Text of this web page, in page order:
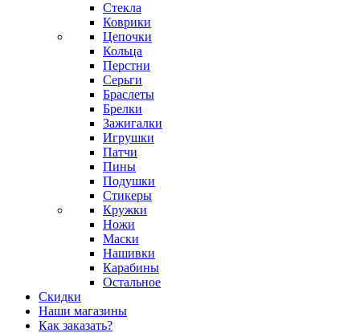
Стекла
Коврики
Цепочки
Кольца
Перстни
Серьги
Браслеты
Брелки
Зажигалки
Игрушки
Патчи
Пины
Подушки
Стикеры
Кружки
Ножи
Маски
Нашивки
Карабины
Остальное
Скидки
Наши магазины
Как заказать?